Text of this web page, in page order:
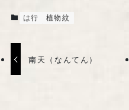
は行 植物紋
南天（なんてん）